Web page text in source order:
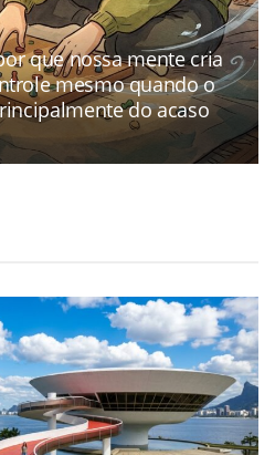
que nossa mente cria
mesmo quando o
do acaso